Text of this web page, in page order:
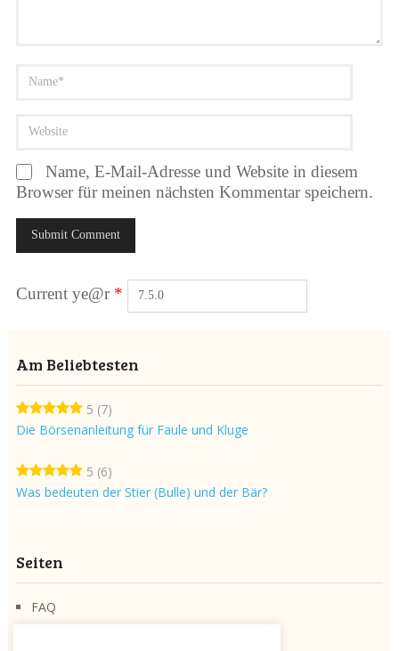
Name, E-Mail-Adresse und Website in diesem
Browser für meinen nächsten Kommentar speichern.
Current ye@r *
Am Beliebtesten
5 (7)
Die Börsenanleitung für Faule und Kluge
5 (6)
Was bedeuten der Stier (Bulle) und der Bär?
Seiten
FAQ